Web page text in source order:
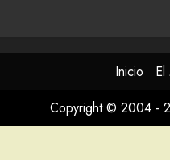
Inicio El
Copyright © 2004 -